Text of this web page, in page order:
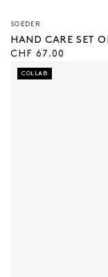
Verkäufer/in:
SOEDER
HAND CARE SET
Regulärer
Preis
CHF 67.00
COLLAB